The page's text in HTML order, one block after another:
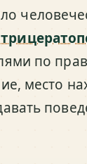
по
место